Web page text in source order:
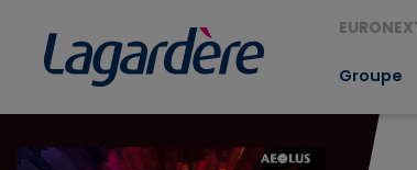
Groupe